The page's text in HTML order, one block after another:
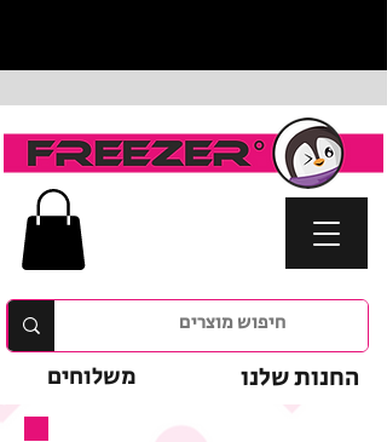
החנות שלנו משלוחים